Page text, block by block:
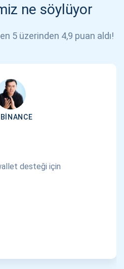
ne söylüyor
5 üzerinden 4,9 puan aldı!
desteği için